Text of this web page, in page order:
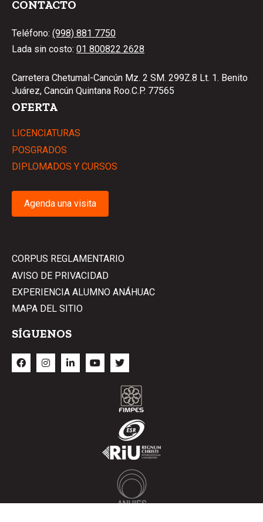
CONTACTO
Teléfono: (998) 881 7750
Lada sin costo: 01 800822 2628
Carretera Chetumal-Cancún Mz. 2 SM. 299Z.8 Lt. 1. Benito
Juárez, Cancún Quintana Roo.C.P. 77565
OFERTA
LICENCIATURAS
POSGRADOS
DIPLOMADOS Y CURSOS
Agenda una visita
CORPUS REGLAMENTARIO
AVISO DE PRIVACIDAD
EXPERIENCIA ALUMNO ANÁHUAC
MAPA DEL SITIO
SÍGUENOS